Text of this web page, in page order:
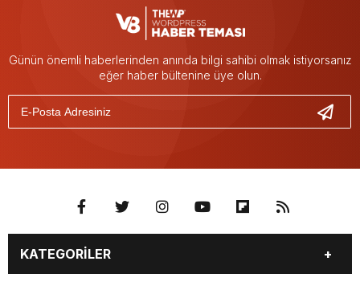
Günün önemli haberlerinden anında bilgi sahibi olmak istiyorsanız
eğer haber bültenine üye olun.
KATEGORİLER